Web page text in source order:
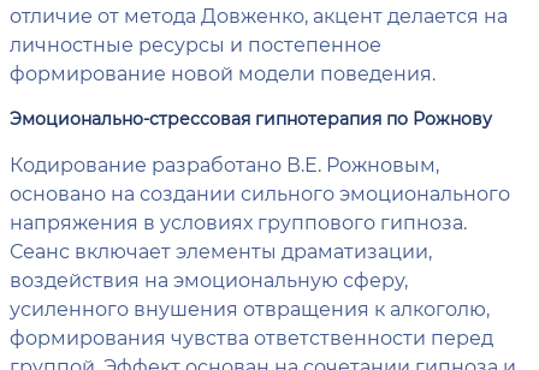
отличие от метода Довженко, акцент делается на
личностные ресурсы и постепенное
формирование новой модели поведения.
Эмоционально-стрессовая гипнотерапия по Рожнову
Кодирование разработано В.Е. Рожновым,
основано на создании сильного эмоционального
напряжения в условиях группового гипноза.
Сеанс включает элементы драматизации,
воздействия на эмоциональную сферу,
усиленного внушения отвращения к алкоголю,
формирования чувства ответственности перед